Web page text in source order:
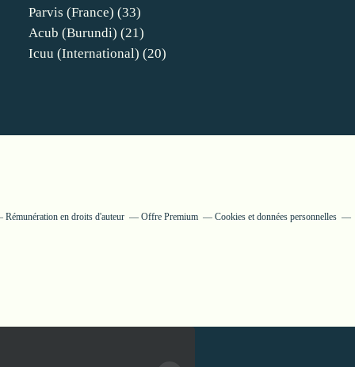
Parvis (france) (33)
Acub (burundi) (21)
Icuu (international) (20)
Rémunération en droits d'auteur Offre Premium
Cookies et données personnelles